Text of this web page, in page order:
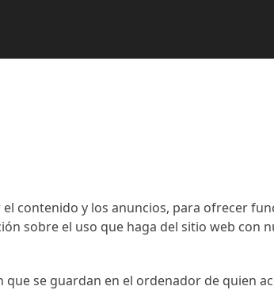
contenido y los anuncios, para ofrecer
sobre el uso que haga del sitio web con
se guardan en el ordenador de quien